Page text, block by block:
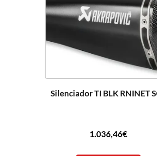
Silenciador TI BLK RNINET
1.036,46€